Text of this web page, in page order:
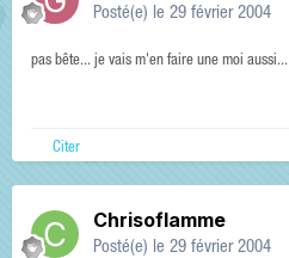
Posté(e) le 29 février 2004
pas bête... je vais m'en faire une moi aussi...
Citer
Chrisoflamme
Posté(e) le 29 février 2004